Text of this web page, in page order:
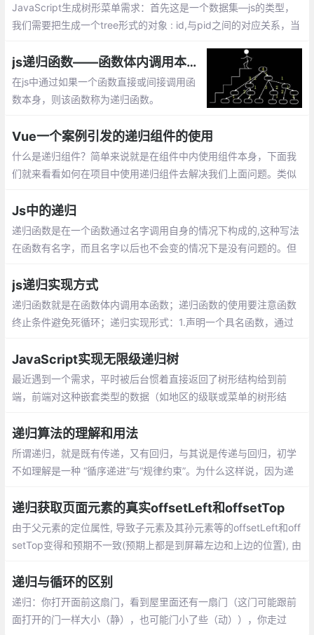
JavaScript生成树形菜单需求：首先这是一个数据集—js的类型，
我们需要把生成一个tree形式的对象 : id,与pid之间的对应关系，当
要去重新建一次索引。
js递归函数——函数体内调用本函数的方式
在js中通过如果一个函数直接或间接调用函
数本身，则该函数称为递归函数。
Vue一个案例引发的递归组件的使用
什么是递归组件？简单来说就是在组件中内使用组件本身，下面我
们就来看看如何在项目中使用递归组件去解决我们上面问题。类似
归组件可以很好的去解决问题
Js中的递归
递归函数是在一个函数通过名字调用自身的情况下构成的,这种写法
在函数有名字，而且名字以后也不会变的情况下是没有问题的。但
js递归实现方式
递归函数就是在函数体内调用本函数；递归函数的使用要注意函数
终止条件避免死循环；递归实现形式：1.声明一个具名函数，通过
JavaScript实现无限级递归树
最近遇到一个需求，平时被后台惯着直接返回了树形结构给到前
端，前端对这种嵌套类型的数据（如地区的级联或菜单的树形结
到前端自己去处理如下data。突然有点慌......
递归算法的理解和用法
所谓递归，就是既有传递，又有回归，与其说是传递与回归，初学
不如理解是一种 “循序递进”与“规律约束”。为什么这样说，因为递
易懂，递归注重的是一种有序的规律
递归获取页面元素的真实offsetLeft和offsetTop
由于父元素的定位属性, 导致子元素及其孙元素等的offsetLeft和off
setTop变得和预期不一致(预期上都是到屏幕左边和上边的位置), 由
递归与循环的区别
递归：你打开面前这扇门，看到屋里面还有一扇门（这门可能跟前
面打开的门一样大小（静），也可能门小了些（动）），你走过